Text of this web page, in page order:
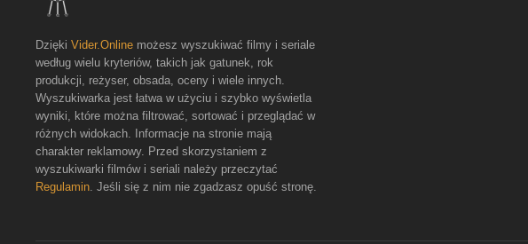
Dzięki Vider.Online możesz wyszukiwać filmy i seriale
według wielu kryteriów, takich jak gatunek, rok
produkcji, reżyser, obsada, oceny i wiele innych.
Wyszukiwarka jest łatwa w użyciu i szybko wyświetla
wyniki, które można filtrować, sortować i przeglądać w
różnych widokach. Informacje na stronie mają
charakter reklamowy. Przed skorzystaniem z
wyszukiwarki filmów i seriali należy przeczytać
Regulamin . Jeśli się z nim nie zgadzasz opuść stronę.